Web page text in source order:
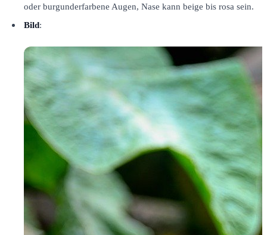
oder burgunderfarbene Augen, Nase kann beige bis rosa sein.
Bild: